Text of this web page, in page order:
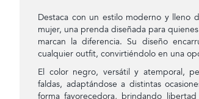
Destaca con un estilo moderno y lleno
mujer, una prenda diseñada para
marcan la diferencia. Su diseño
cualquier outfit, convirtiéndolo en una
El color negro, versátil y atemporal,
faldas, adaptándose a distintas
forma favorecedora, brindando